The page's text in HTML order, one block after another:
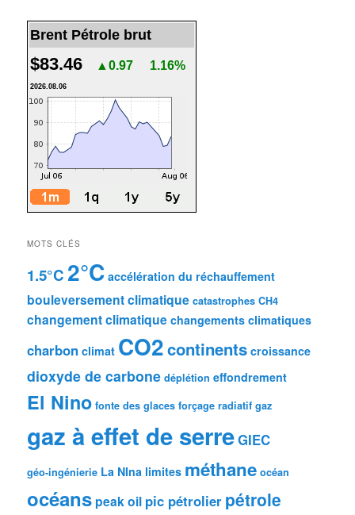
Brent Pétrole brut
$83.46 ▲0.97 1.16%
2026.08.06
MOTS CLÉS
1.5°C2°C accélération du réchauffement
bouleversement climatique catastrophes CH4
changement climatique changements climatiques
charbon climat CO2continents croissance
dioxyde de carbone déplétion effondrement
El Nino fonte des glaces forçage radiatif gaz
gaz à effet de serreGIEC
géo-ingénierie La NIna limites méthane océan
océans peak oil pic pétrolier pétrole